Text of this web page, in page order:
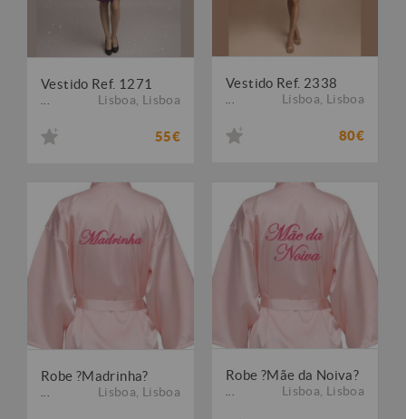
Vestido Ref. 1271
Lisboa Lisboa
55€
Vestido Ref. 2338
Lisboa Lisboa
80€
Robe ?Madrinha?
Lisboa Lisboa
Robe ?Mãe da Noiva?
Lisboa Lisboa